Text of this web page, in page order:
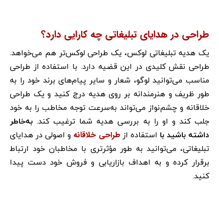
طراحی در هدایای تبلیغاتی چه کارایی دارد؟
یک هدیه تبلیغاتی لوکس، یک طراحی لوکس‌تر هم می‌خواهد.
طراحی نقش کلیدی در این قضیه دارد. با استفاده از طراحی
مناسب می‌توانید لوگو، شعار و سایر پیام‌های برند خود را به
طور ظریف و هنرمندانه بر روی هدیه درج کنید و یک طراحی
خلاقانه و چشم‌نواز می‌تواند به‌سرعت توجه مخاطب را به خود
جلب کند و او را به بررسی هدیه شما ترغیب کند. به‌خاطر
داشته باشید با استفاده ازطراحی خلاقانه و اصولی در هدایای
تبلیغاتی، می‌توانید به طور مؤثرتری با مخاطبان خود ارتباط
برقرار کرده و به اهداف بازاریابی و فروش خود دست پیدا
کنید.